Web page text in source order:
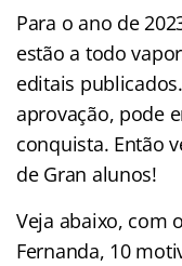
Para o ano de
estão a todo
editais
aprovação, pode
conquista. Então
de Gran alunos!
Veja abaixo, com
Fernanda, 10